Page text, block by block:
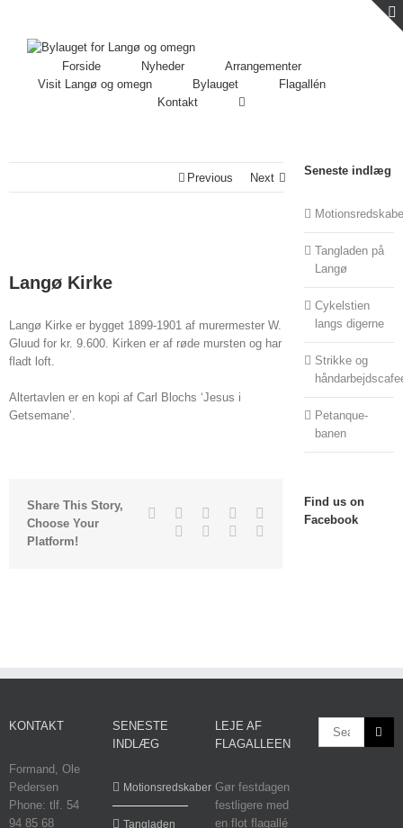
Forside Nyheder
Arrangementer
Visit Langø og omegn
Bylauget
Flagallén
Kontakt
Previous Next
Image
Langø Kirke
Langø Kirke er bygget 1899-1901 af murermester W.
Gluud for kr. 9.600. Kirken er af røde mursten og har
fladt loft.
Altertavlen er en kopi af Carl Blochs ‘Jesus i
Getsemane’.
Share This Story,
Choose Your
Platform!
Facebook
TwitterLinkedin
Reddit Tumblr
Google+Pinterest
Seneste indlæg
Tangladen på
Langø
Cykelstien
langs digerne
Strikke og
Petanque-
banen
Find us on
Facebook
KONTAKT
Formand, Ole
Pedersen
Phone: tlf. 54
94 85 68
SENESTE
INDLÆG
Motionsredskaber
Tangladen
LEJE AF
FLAGALLEEN
Gør festdagen
festligere med
en flot flagallé